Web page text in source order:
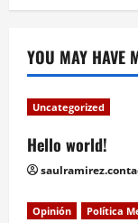
YOU MAY HAVE
Uncategorized
Hello world!
Opinión Política